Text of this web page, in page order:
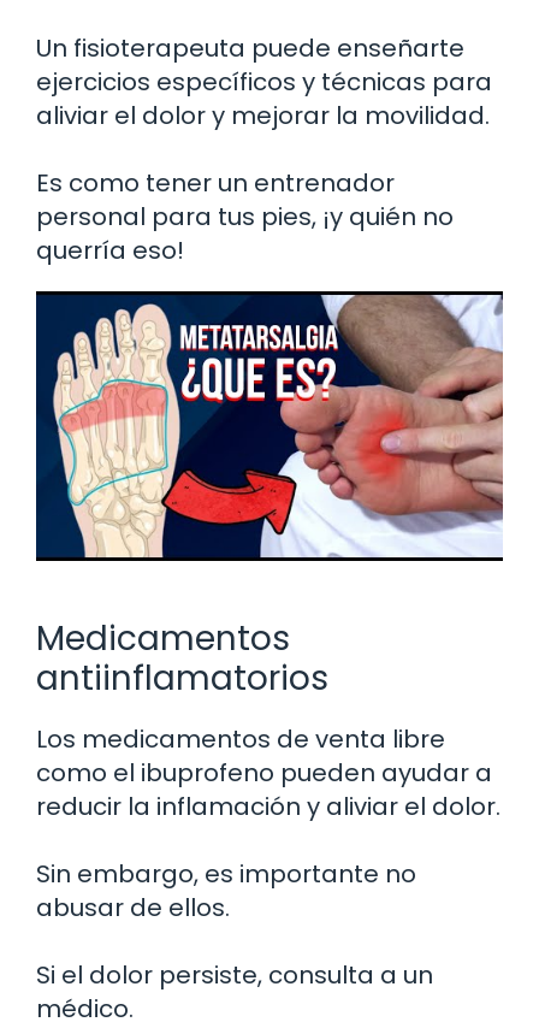
Un fisioterapeuta puede enseñarte
ejercicios específicos y técnicas para
aliviar el dolor y mejorar la movilidad.
Es como tener un entrenador
personal para tus pies, ¡y quién no
querría eso!
Medicamentos
antiinflamatorios
Los medicamentos de venta libre
como el ibuprofeno pueden ayudar a
reducir la inflamación y aliviar el dolor.
Sin embargo, es importante no
abusar de ellos.
Si el dolor persiste, consulta a un
médico.